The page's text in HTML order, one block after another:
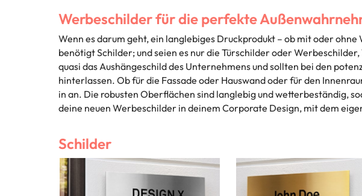
Werbeschilder für die perfekte
Wenn es darum geht, ein langlebiges Druckprodukt – ob mit oder
benötigt Schilder; und seien es nur die Türschilder oder
quasi das Aushängeschild des Unternehmens und sollten bei den
hinterlassen. Ob für die Fassade oder Hauswand oder für den
in an. Die robusten Oberflächen sind langlebig und wetterbeständig,
deine neuen Werbeschilder in deinem Corporate Design, mit dem
Schilder